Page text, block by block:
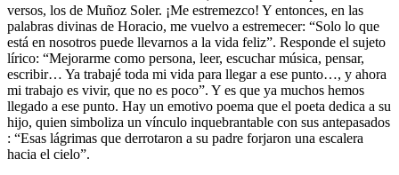
versos, los de Muñoz Soler. ¡Me estremezco! Y entonces, en las
palabras divinas de Horacio, me vuelvo a estremecer: “Solo lo que
está en nosotros puede llevarnos a la vida feliz”. Responde el sujeto
lírico: “Mejorarme como persona, leer, escuchar música, pensar,
escribir… Ya trabajé toda mi vida para llegar a ese punto…, y ahora
mi trabajo es vivir, que no es poco”. Y es que ya muchos hemos
llegado a ese punto. Hay un emotivo poema que el poeta dedica a su
hijo, quien simboliza un vínculo inquebrantable con sus antepasados
: “Esas lágrimas que derrotaron a su padre forjaron una escalera
hacia el cielo”.